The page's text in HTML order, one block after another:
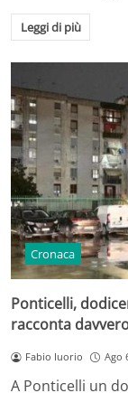
Leggi di più
Cronaca
Ponticelli,
racconta
Fabio Iuorio Ago
A Ponticelli un